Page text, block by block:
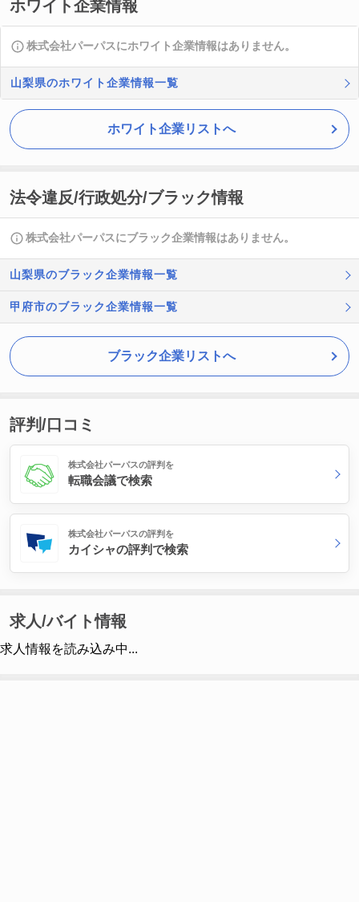
ホワイト企業情報
株式会社パーパスにホワイト企業情報はありません。
山梨県のホワイト企業情報一覧
ホワイト企業リストへ
法令違反/行政処分/ブラック情報
株式会社パーパスにブラック企業情報はありません。
山梨県のブラック企業情報一覧
甲府市のブラック企業情報一覧
ブラック企業リストへ
評判/口コミ
株式会社パーパスの評判を
転職会議で検索
株式会社パーパスの評判を
カイシャの評判で検索
求人/バイト情報
求人情報を読み込み中...